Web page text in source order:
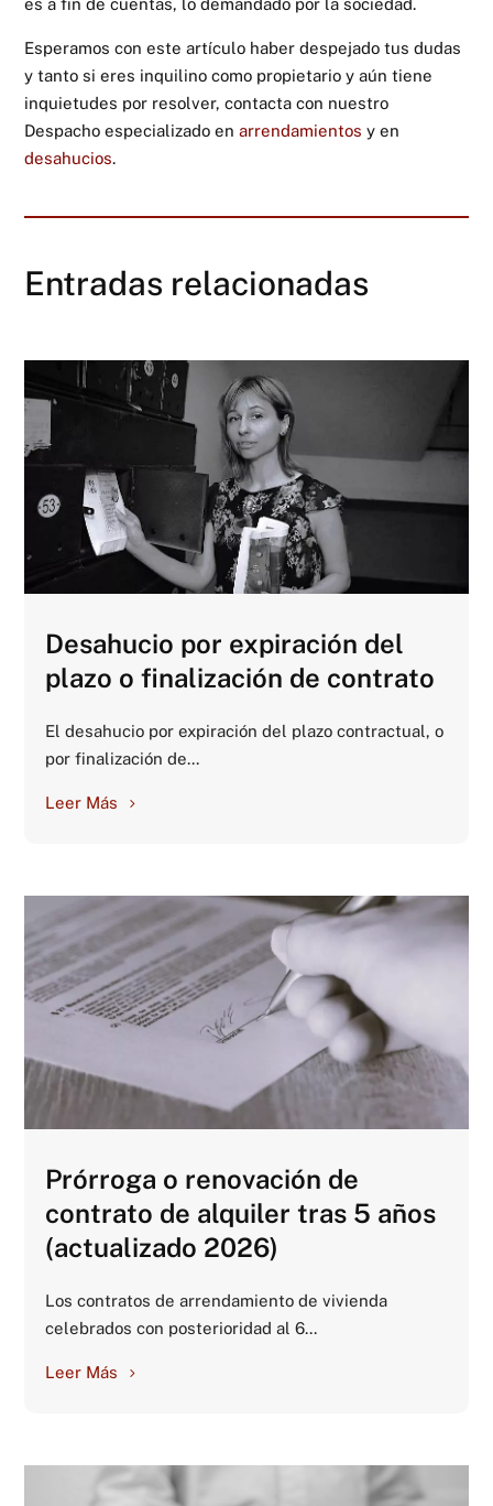
Esperamos con este artículo haber despejado tus dudas
y tanto si eres inquilino como propietario y aún tiene
inquietudes por resolver, contacta con nuestro
Despacho especializado enarrendamientos y en
desahucios.
Entradas relacionadas
Desahucio por expiración del
plazo o finalización de contrato
El desahucio por expiración del plazo contractual, o
por finalización de...
Leer Más
Prórroga o renovación de
contrato de alquiler tras 5 años
(actualizado 2026)
Los contratos de arrendamiento de vivienda
celebrados con posterioridad al 6...
Leer Más